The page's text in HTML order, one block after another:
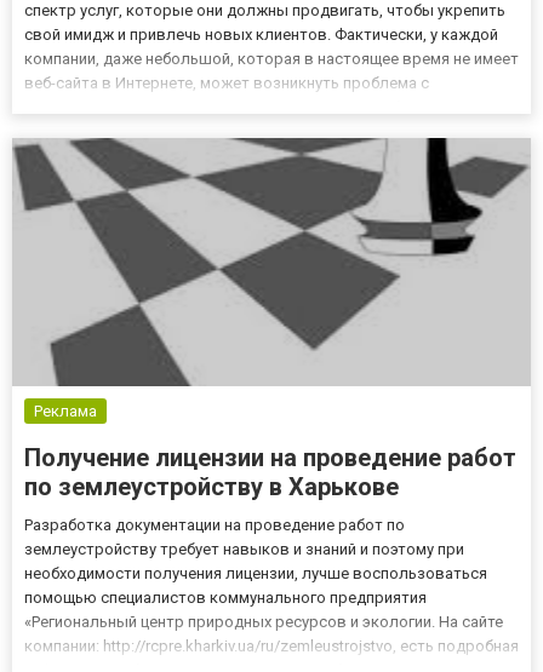
спектр услуг, которые они должны продвигать, чтобы укрепить
свой имидж и привлечь новых клиентов. Фактически, у каждой
компании, даже небольшой, которая в настоящее время не имеет
веб-сайта в Интернете, может возникнуть проблема с
бизнесмена...
Реклама
Получение лицензии на проведение работ
по землеустройству в Харькове
Разработка документации на проведение работ по
землеустройству требует навыков и знаний и поэтому при
необходимости получения лицензии, лучше воспользоваться
помощью специалистов коммунального предприятия
«Региональный центр природных ресурсов и экологии. На сайте
компании: http://rcpre.kharkiv.ua/ru/zemleustrojstvo, есть подробная